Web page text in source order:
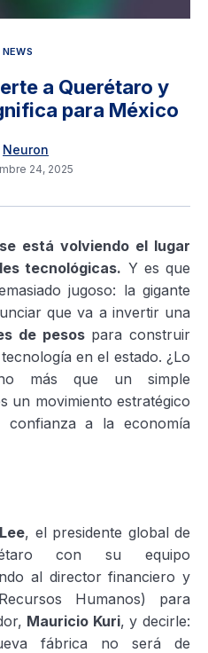
NEWS
a Querétaro y
para México
Neuron
24, 2025
está volviendo el lugar
tecnológicas. Y es que
jugoso: la gigante
que va a invertir una
de pesospara construir
en el estado. ¿Lo
más que un simple
un movimiento estratégico
a la economía
, el presidente global de
con su equipo
al director financiero y
Humanos) para
Mauricio Kuri, y decirle:
fábrica no será de